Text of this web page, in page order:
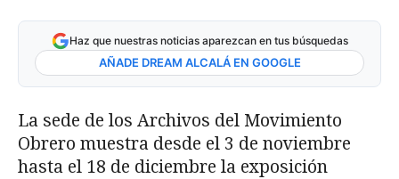
Haz que nuestras noticias aparezcan en tus búsquedas
AÑADE DREAM ALCALÁ EN GOOGLE
La sede de los Archivos del Movimiento
Obrero muestra desde el 3 de noviembre
hasta el 18 de diciembre la exposición